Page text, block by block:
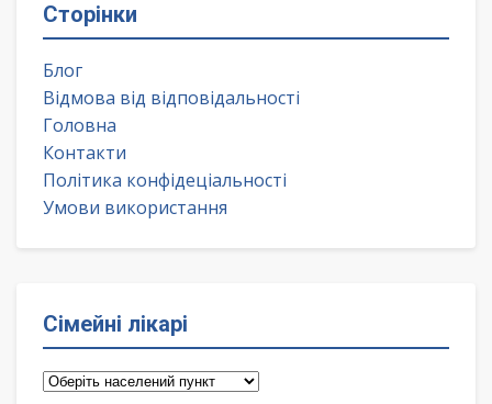
Сторінки
Блог
Відмова від відповідальності
Головна
Контакти
Політика конфідеціальності
Умови використання
Сімейні лікарі
Сімейні